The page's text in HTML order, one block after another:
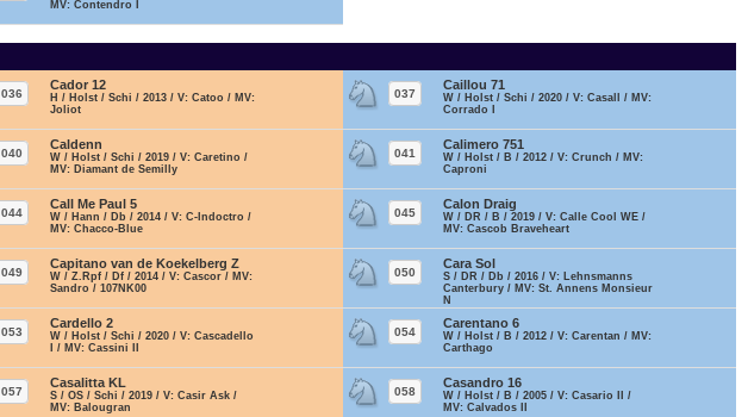
MV: Contendro I
036
Cador 12
H / Holst / Schi / 2013 / V: Catoo / MV:
Joliot
037
Caillou 71
W / Holst / Schi / 2020 / V: Casall / MV:
Corrado I
040
Caldenn
W / Holst / Schi / 2019 / V: Caretino /
MV: Diamant de Semilly
041
Calimero 751
W / Holst / B / 2012 / V: Crunch / MV:
Caproni
044
Call Me Paul 5
W / Hann / Db / 2014 / V: C-Indoctro /
MV: Chacco-Blue
045
Calon Draig
W / DR / B / 2019 / V: Calle Cool WE /
MV: Cascob Braveheart
049
Capitano van de Koekelberg Z
W / Z.Rpf / Df / 2014 / V: Cascor / MV:
Sandro / 107NK00
050
Cara Sol
S / DR / Db / 2016 / V: Lehnsmanns
Canterbury / MV: St. Annens Monsieur
N
053
Cardello 2
W / Holst / Schi / 2020 / V: Cascadello
I / MV: Cassini II
054
Carentano 6
W / Holst / B / 2012 / V: Carentan / MV:
Carthago
057
Casalitta KL
S / OS / Schi / 2019 / V: Casir Ask /
MV: Balougran
058
Casandro 16
W / Holst / B / 2005 / V: Casario II /
MV: Calvados II